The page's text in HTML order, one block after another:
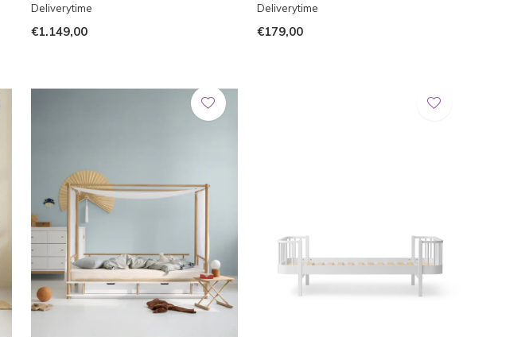
Deliverytime
€1.149,00
Deliverytime
€179,00